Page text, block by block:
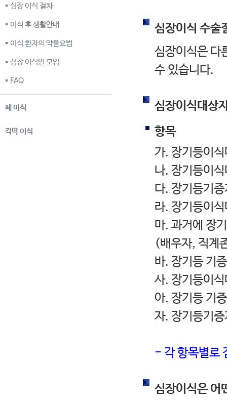
심장 이식 절차
이식 후 생활안내
이식 환자의 약물요법
심장 이식인 모임
FAQ
폐 이식
각막 이식
심장이식 수술
심장이식은 다
수 있습니다.
심장이식대상
항목
가. 장기등이
나. 장기등이
다. 장기등기
라. 장기등이
마. 과거에 장
(배우자, 직계
바. 장기등 기
사. 장기등이
아. 장기등 기
자. 장기등기
- 각 항목별로
심장이식은 어